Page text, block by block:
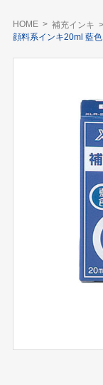
HOME 補充インキ
顔料系インキ20ml 藍色